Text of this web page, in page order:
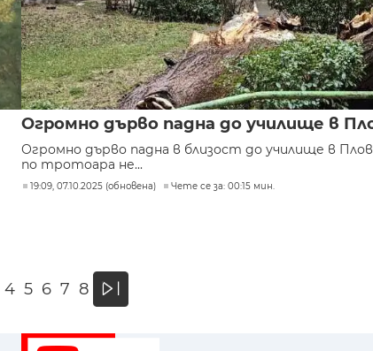
Огромно дърво падна до училище в
Огромно дърво падна в близост до училище в
по тротоара не...
19:09, 07.10.2025 (обновена) Чете се за: 00:15 мин.
4 5 6 7 8 »